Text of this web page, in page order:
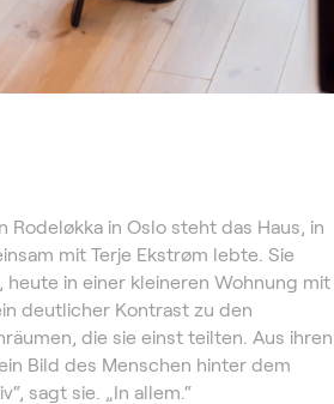
Rodeløkka in Oslo steht das Haus, in
mit Terje Ekstrøm lebte. Sie
in einer kleineren Wohnung mit
deutlicher Kontrast zu den
die sie einst teilten. Aus ihren
Bild des Menschen hinter dem
sagt sie. „In allem.“